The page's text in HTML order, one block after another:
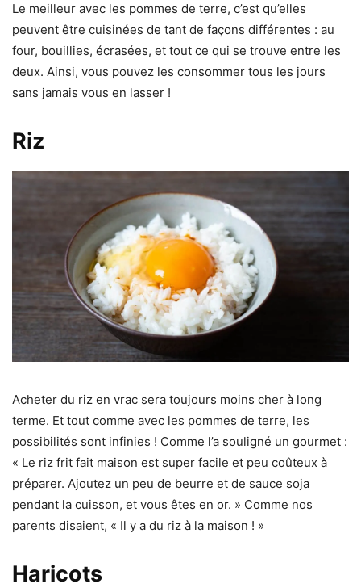
Le meilleur avec les pommes de terre, c’est qu’elles
peuvent être cuisinées de tant de façons différentes : au
four, bouillies, écrasées, et tout ce qui se trouve entre les
deux. Ainsi, vous pouvez les consommer tous les jours
sans jamais vous en lasser !
Riz
Acheter du riz en vrac sera toujours moins cher à long
terme. Et tout comme avec les pommes de terre, les
possibilités sont infinies ! Comme l’a souligné un gourmet :
« Le riz frit fait maison est super facile et peu coûteux à
préparer. Ajoutez un peu de beurre et de sauce soja
pendant la cuisson, et vous êtes en or. » Comme nos
parents disaient, « Il y a du riz à la maison ! »
Haricots